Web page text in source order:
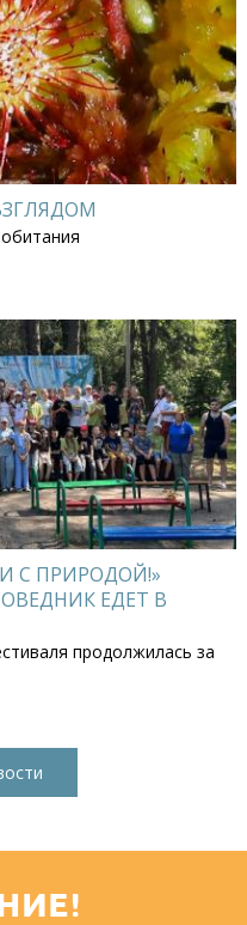
С ПРИРОДОЙ!»
ЕДЕТ В
продолжилась за